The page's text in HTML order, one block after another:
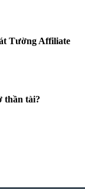
Tường Affiliate
thần tài?